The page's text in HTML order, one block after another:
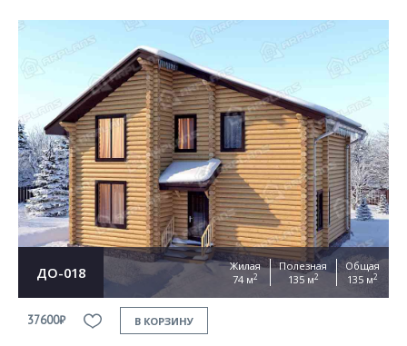
ДО-018
Жилая
74 м2
Полезная
135 м2
Общая
135 м2
37600₽ В КОРЗИНУ